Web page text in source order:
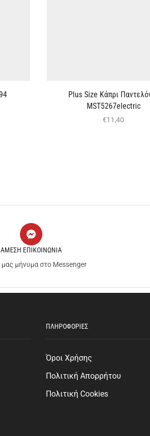
Plus Size Κάπρι
MST5267electric
€11,40
ΑΜΕΣΗ ΕΠΙΚΟΙΝΩΝΙΑ
μας μήνυμα στο Messenger
ΠΛΗΡΟΦΟΡΙΕΣ
Όροι Χρήσης
Πολιτική Απορρήτου
Πολιτική Cookies